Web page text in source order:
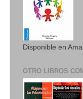
Disponible en
OTRO LIBROS